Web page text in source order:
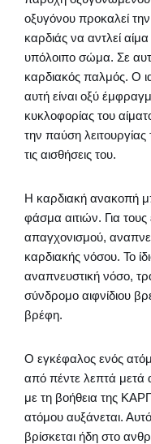
οξυγόνου προκαλεί
καρδιάς να αντλεί
υπόλοιπο σώμα. Σε
καρδιακός παλμός. Ο
αυτή είναι οξύ
κυκλοφορίας του
την παύση
τις αισθήσεις του.
Η καρδιακή ανακοπή
φάσμα αιτιών. Για
απαγχονισμού,
καρδιακής νόσου. Το
αναπνευστική νόσο,
σύνδρομο αιφνίδιου
βρέφη.
Ο εγκέφαλος ενός
από πέντε λεπτά
με τη βοήθεια της
ατόμου αυξάνεται.
βρίσκεται ήδη στο